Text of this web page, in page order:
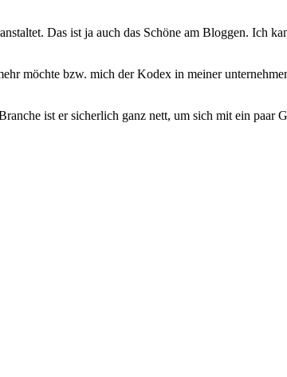
Das ist ja auch das Schöne am Bloggen. Ich
möchte bzw. mich der Kodex in meiner
ist er sicherlich ganz nett, um sich mit ein paar